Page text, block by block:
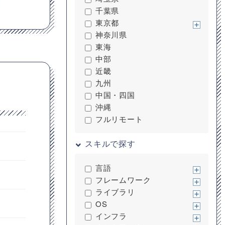
千葉県
東京都
神奈川県
東海
中部
近畿
九州
中国・四国
沖縄
フルリモート
スキルで探す
言語
フレームワーク
ライブラリ
OS
インフラ